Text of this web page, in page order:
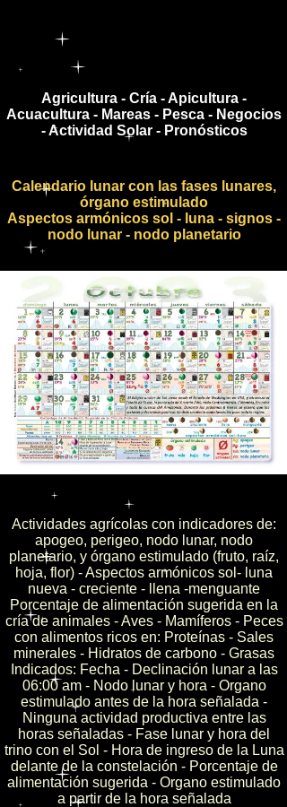
Calendario lunar con las fases lunares,
órgano estimulado
Aspectos armónicos sol - luna - signos -
nodo lunar - nodo planetario
Actividades agrícolas con indicadores de:
apogeo, perigeo, nodo lunar, nodo
planetario, y órgano estimulado (fruto, raíz,
hoja, flor) - Aspectos armónicos sol- luna
nueva - creciente - llena -menguante
Porcentaje de alimentación sugerida en la
cría de animales - Aves - Mamíferos - Peces
con alimentos ricos en: Proteínas - Sales
minerales - Hidratos de carbono - Grasas
Indicados: Fecha - Declinación lunar a las
06:00 am - Nodo lunar y hora - Organo
estimulado antes de la hora señalada -
Ninguna actividad productiva entre las
horas señaladas - Fase lunar y hora del
trino con el Sol - Hora de ingreso de la Luna
delante de la constelación - Porcentaje de
alimentación sugerida - Organo estimulado
a partir de la hora señalada
Agricultura - Cría - Apicultura -
Acuacultura - Mareas - Pesca - Negocios
- Actividad Solar - Pronósticos